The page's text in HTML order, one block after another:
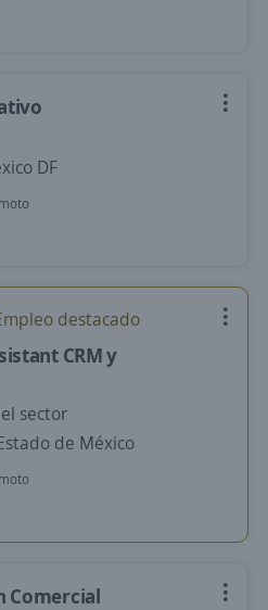
DF
destacado
CRM y
sector
de México
Comercial